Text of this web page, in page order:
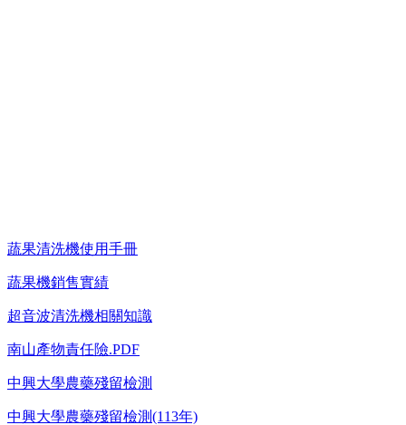
蔬果清洗機使用手冊
蔬果機銷售實績
超音波清洗機相關知識
南山產物責任險.PDF
中興大學農藥殘留檢測
中興大學農藥殘留檢測(113年)